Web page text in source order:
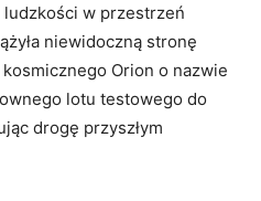
w przestrzeń
niewidoczną stronę
Orion o nazwie
lotu testowego do
drogę przyszłym